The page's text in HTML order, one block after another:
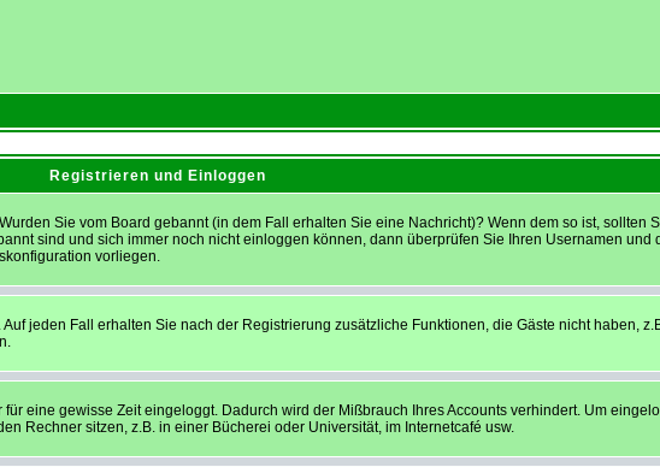
Registrieren und Einloggen
Sie vom Board gebannt (in dem Fall erhalten Sie eine Nachricht)? Wenn dem so ist, sollten
sind und sich immer noch nicht einloggen können, dann überprüfen Sie Ihren Usernamen
vorliegen.
jeden Fall erhalten Sie nach der Registrierung zusätzliche Funktionen, die Gäste nicht haben,
eine gewisse Zeit eingeloggt. Dadurch wird der Mißbrauch Ihres Accounts verhindert. Um
Rechner sitzen, z.B. in einer Bücherei oder Universität, im Internetcafé usw.